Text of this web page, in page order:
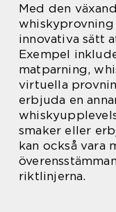
Med den
innovativa sätt
Exempel
matparning,
virtuella
erbjuda en
smaker eller
kan också vara
riktlinjerna.